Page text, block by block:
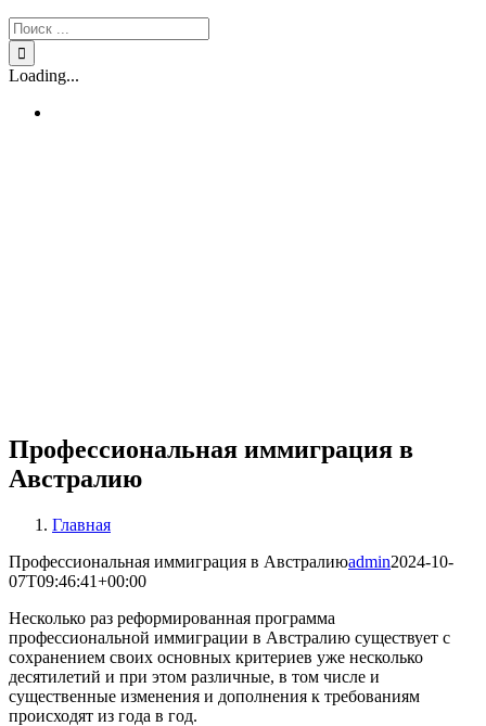
Результат
поиска:
Loading...
Профессиональная иммиграция в
Австралию
Главная
Профессиональная иммиграция в Австралиюadmin2024-10-
07T09:46:41+00:00
Несколько раз реформированная программа
профессиональной иммиграции в Австралию существует с
сохранением своих основных критериев уже несколько
десятилетий и при этом различные, в том числе и
существенные изменения и дополнения к требованиям
происходят из года в год.